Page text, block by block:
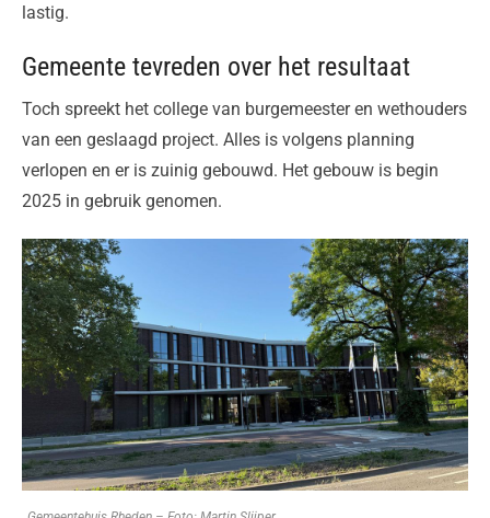
lastig.
Gemeente tevreden over het resultaat
Toch spreekt het college van burgemeester en wethouders
van een geslaagd project. Alles is volgens planning
verlopen en er is zuinig gebouwd. Het gebouw is begin
2025 in gebruik genomen.